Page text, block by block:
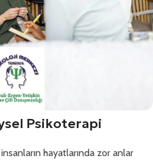
Psikoterapi
hayatlarında zor anlar